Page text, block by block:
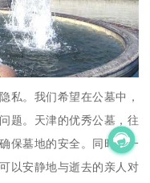
私。我们希望在公墓中，
题。天津的优秀公墓，往
保墓地的安全。同时，一
以安静地与逝去的亲人对